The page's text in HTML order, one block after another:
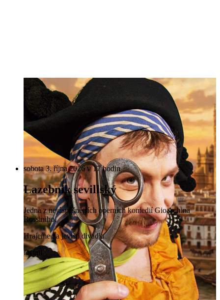
sobota 3. října 2026 v 17 hodin
Lazebník sevillský
Jedna z nejúspěšnějších operních komedií Gioacchina
Rossiniho.
Hrajeme na jevišti divadla
Detail